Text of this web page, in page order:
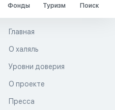
Фонды Туризм Поиск
Главная
О халяль
Уровни доверия
О проекте
Пресса